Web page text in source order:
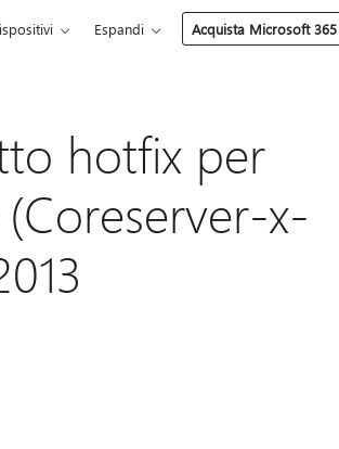
Espandi Acquista Microsoft 365
hotfix per
x-